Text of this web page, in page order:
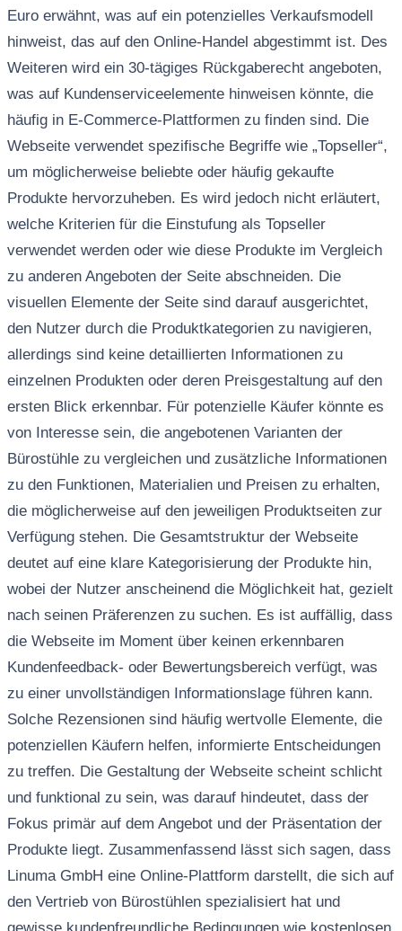
Euro erwähnt, was auf ein potenzielles Verkaufsmodell
hinweist, das auf den Online-Handel abgestimmt ist. Des
Weiteren wird ein 30-tägiges Rückgaberecht angeboten,
was auf Kundenserviceelemente hinweisen könnte, die
häufig in E-Commerce-Plattformen zu finden sind. Die
Webseite verwendet spezifische Begriffe wie „Topseller“,
um möglicherweise beliebte oder häufig gekaufte
Produkte hervorzuheben. Es wird jedoch nicht erläutert,
welche Kriterien für die Einstufung als Topseller
verwendet werden oder wie diese Produkte im Vergleich
zu anderen Angeboten der Seite abschneiden. Die
visuellen Elemente der Seite sind darauf ausgerichtet,
den Nutzer durch die Produktkategorien zu navigieren,
allerdings sind keine detaillierten Informationen zu
einzelnen Produkten oder deren Preisgestaltung auf den
ersten Blick erkennbar. Für potenzielle Käufer könnte es
von Interesse sein, die angebotenen Varianten der
Bürostühle zu vergleichen und zusätzliche Informationen
zu den Funktionen, Materialien und Preisen zu erhalten,
die möglicherweise auf den jeweiligen Produktseiten zur
Verfügung stehen. Die Gesamtstruktur der Webseite
deutet auf eine klare Kategorisierung der Produkte hin,
wobei der Nutzer anscheinend die Möglichkeit hat, gezielt
nach seinen Präferenzen zu suchen. Es ist auffällig, dass
die Webseite im Moment über keinen erkennbaren
Kundenfeedback- oder Bewertungsbereich verfügt, was
zu einer unvollständigen Informationslage führen kann.
Solche Rezensionen sind häufig wertvolle Elemente, die
potenziellen Käufern helfen, informierte Entscheidungen
zu treffen. Die Gestaltung der Webseite scheint schlicht
und funktional zu sein, was darauf hindeutet, dass der
Fokus primär auf dem Angebot und der Präsentation der
Produkte liegt. Zusammenfassend lässt sich sagen, dass
Linuma GmbH eine Online-Plattform darstellt, die sich auf
den Vertrieb von Bürostühlen spezialisiert hat und